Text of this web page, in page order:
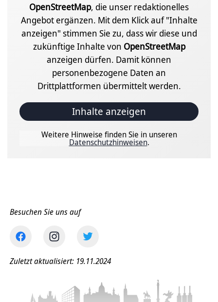
OpenStreetMap, die unser redaktionelles
Angebot ergänzen. Mit dem Klick auf "Inhalte
anzeigen" stimmen Sie zu, dass wir diese und
zukünftige Inhalte von OpenStreetMap
anzeigen dürfen. Damit können
personenbezogene Daten an
Drittplattformen übermittelt werden.
Inhalte anzeigen
Weitere Hinweise finden Sie in unseren
Datenschutzhinweisen.
Besuchen Sie uns auf
Zuletzt aktualisiert: 19.11.2024